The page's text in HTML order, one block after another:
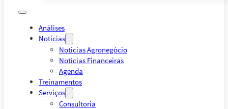
Análises
Notícias
Notícias Agronegócio
Notícias Financeiras
Agenda
Treinamentos
Serviços
Consultoria